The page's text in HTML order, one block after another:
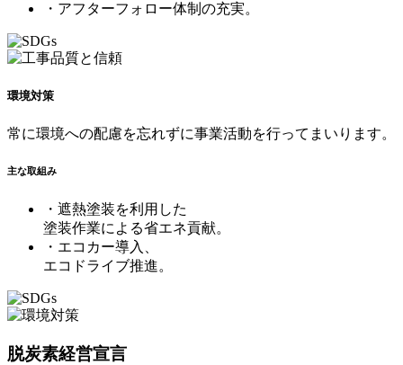
・アフターフォロー体制の充実。
環境対策
常に環境への配慮を忘れずに事業活動を行ってまいります。
主な取組み
・遮熱塗装を利用した
塗装作業による省エネ貢献。
・エコカー導入、
エコドライブ推進。
脱炭素経営宣言